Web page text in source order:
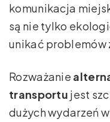
komunikacja
są nie tylko
unikać problemów
Rozważanie
transportu jest
dużych wydarzeń